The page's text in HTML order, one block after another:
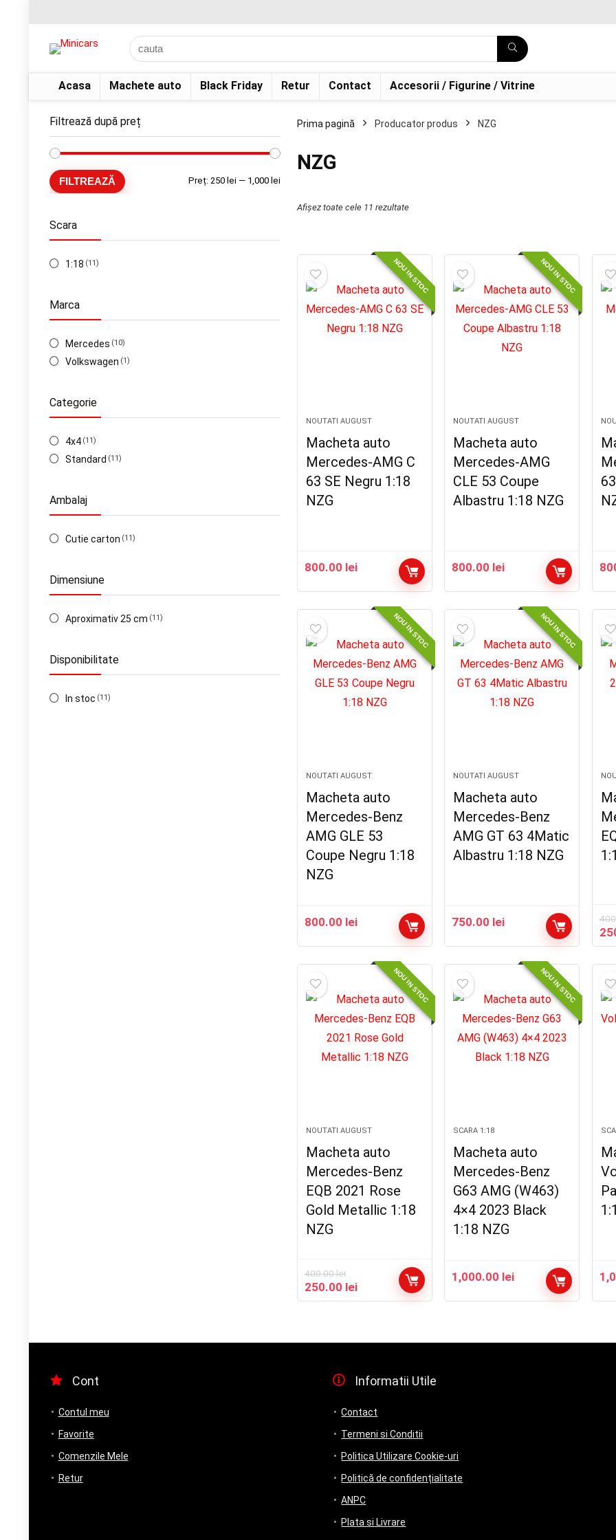
Acasa Machete auto Black Friday Retur Contact Accesorii / Figurine / Vitrine
Filtrează după preț
Preț
Preț
maxim
FILTREAZĂ Preț: 250 lei — 1,000 lei
Scara
1:18 (11)
Marca
Mercedes (10)
Volkswagen (1)
Categorie
4x4 (11)
Standard (11)
Ambalaj
Cutie carton (11)
Dimensiune
Aproximativ 25 cm (11)
Disponibilitate
In stoc (11)
Prima pagină Producator produs NZG
NZG
Afișez toate cele 11 rezultate
NOU IN STOC
NOUTATI AUGUST
Macheta auto
Mercedes-AMG C
63 SE Negru 1:18
NZG
800.00 lei
NOU IN STOC
NOUTATI AUGUST
Macheta auto
Mercedes-AMG
CLE 53 Coupe
Albastru 1:18 NZG
800.00 lei
NOU IN STOC
NOUTATI AUGUST
Macheta auto
Mercedes-Benz
AMG GLE 53
Coupe Negru 1:18
NZG
800.00 lei
NOU IN STOC
NOUTATI AUGUST
Macheta auto
Mercedes-Benz
AMG GT 63 4Matic
Albastru 1:18 NZG
750.00 lei
NOU IN STOC
NOUTATI AUGUST
Macheta auto
Mercedes-Benz
EQB 2021 Rose
Gold Metallic 1:18
NZG
400.00lei
Prețul
inițial
400.00 lei.
250.00 leiPrețul
curent
NOU IN STOC
SCARA 1:18
Macheta auto
Mercedes-Benz
G63 AMG (W463)
4×4 2023 Black
1:18 NZG
1,000.00 lei
Cont
Contul meu
Favorite
Comenzile Mele
Retur
Informatii Utile
Contact
Termeni si Conditii
Politica Utilizare Cookie-uri
Politică de confidențialitate
ANPC
Plata si Livrare